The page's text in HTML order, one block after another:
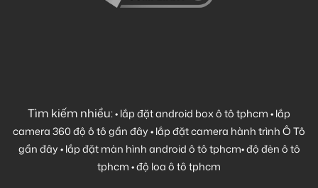
Tìm kiếm nhiều:•lắp đặt android box ô tô tphcm•lắp
camera 360 độ ô tô gần đây•lắp đặt camera hành trình Ô Tô
gần đây•lắp đặt màn hình android ô tô tphcm•độ đèn ô tô
tphcm•độ loa ô tô tphcm